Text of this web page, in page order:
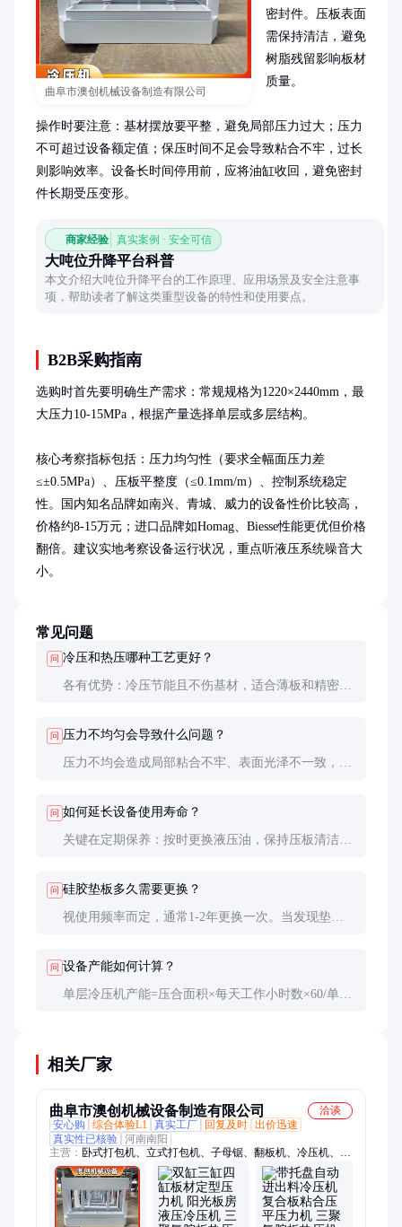
曲阜市澳创机械设备制造有限公司
密封件。压板表面
需保持清洁，避免
树脂残留影响板材
质量。
操作时要注意：基材摆放要平整，避免局部压力过大；压力
不可超过设备额定值；保压时间不足会导致粘合不牢，过长
则影响效率。设备长时间停用前，应将油缸收回，避免密封
件长期受压变形。
商家经验 真实案例 · 安全可信
大吨位升降平台科普
本文介绍大吨位升降平台的工作原理、应用场景及安全注意事
项，帮助读者了解这类重型设备的特性和使用要点。
B2B采购指南
选购时首先要明确生产需求：常规规格为1220×2440mm，最
大压力10-15MPa，根据产量选择单层或多层结构。
核心考察指标包括：压力均匀性（要求全幅面压力差
≤±0.5MPa）、压板平整度（≤0.1mm/m）、控制系统稳定
性。国内知名品牌如南兴、青城、威力的设备性价比较高，
价格约8-15万元；进口品牌如Homag、Biesse性能更优但价格
翻倍。建议实地考察设备运行状况，重点听液压系统噪音大
小。
常见问题
问 冷压和热压哪种工艺更好？
各有优势：冷压节能且不伤基材，适合薄板和精密加
问 压力不均匀会导致什么问题？
压力不均会造成局部粘合不牢、表面光泽不一致，严
问 如何延长设备使用寿命？
关键在定期保养：按时更换液压油，保持压板清洁，
问 硅胶垫板多久需要更换？
视使用频率而定，通常1-2年更换一次。当发现垫板
问 设备产能如何计算？
单层冷压机产能=压合面积×每天工作小时数×60/单次
相关厂家
曲阜市澳创机械设备制造有限公司
洽谈
安心购
综合体验L1 真实工厂 回复及时 出价迅速
真实性已核验 河南南阳
主营： 卧式打包机、立式打包机、子母锯、翻板机、冷压机、精
密锯、升降平台、小型封边机、涂胶机、分切机、真空覆膜机、
贴面机、升降机、包覆机